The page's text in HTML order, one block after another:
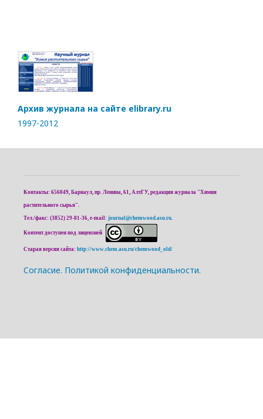
Архив журнала на сайте elibrary.ru
1997-2012
Контакты: 656049, Барнаул, пр. Ленина, 61, АлтГУ, редакция журнала "Химия
растительного сырья".
Тел./факс: (3852) 29-81-36, e-mail: journal@chemwood.asu.ru.
Контент доступен под лицензией
Старая версия сайта: http://www.chem.asu.ru/chemwood_old/
Cогласие. Политикой конфиденциальности.